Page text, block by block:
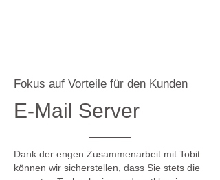
Fokus auf Vorteile für den Kunden
E-Mail Server
Dank der engen Zusammenarbeit mit Tobit
können wir sicherstellen, dass Sie stets die